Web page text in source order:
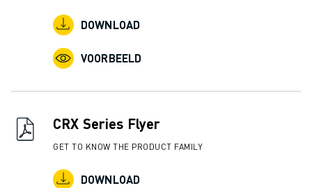
DOWNLOAD
VOORBEELD
CRX Series Flyer
GET TO KNOW THE PRODUCT FAMILY
DOWNLOAD